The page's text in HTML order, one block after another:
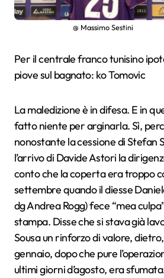
@ Massimo Sestini
Per il centrale franco tunisino ipotesi rescissione. E
piove sul bagnato: ko Tomovic
La maledizione è in difesa. E in
fatto niente per arginarla. Sì,
nonostante la cessione di Stefan
l’arrivo di Davide Astori la
conto che la coperta era troppo
settembre quando il diesse
dg Andrea Rogg) fece “mea
stampa. Disse che si stava già
Sousa un rinforzo di valore,
gennaio, dopo che pure
ultimi giorni d’agosto, era